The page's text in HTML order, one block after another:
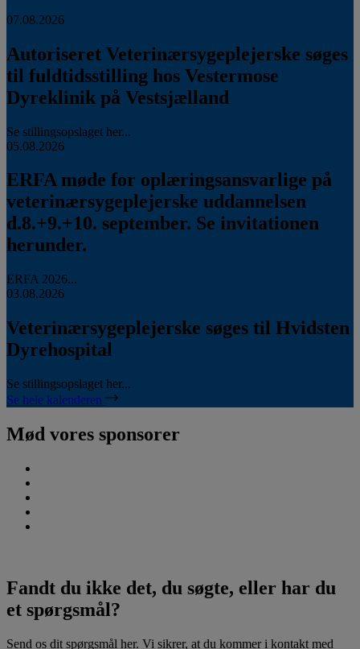
07.08.2026
Autoriseret Veterinærsygeplejerske søges
til fuldtidsstilling hos Vestermose
Dyreklinik på Vestsjælland
Se stillingsopslaget her...
05.08.2026
ERFA møde for oplæringsansvarlige på
veterinærsygeplejerske uddannelsen
d.8.+9.+10. september. Se invitationen
herunder.
ERFA 2026...
03.08.2026
Veterinærsygeplejerske søges til Hvidsten
Dyrehospital
Se stillingsopslaget her...
Se hele kalenderen
Mød vores sponsorer
Fandt du ikke det, du søgte, eller har du
et spørgsmål?
Send os dit spørgsmål her. Vi sikrer, at du kommer i kontakt med